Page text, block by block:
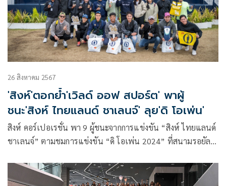
26 สิงหาคม 2567
'สิงห์'ตอกย้ำ'เวิลด์ ออฟ สปอร์ต' พาผู้
ชนะ'สิงห์ ไทยแลนด์ ชาเลนจ์' ลุย'ดิ โอเพ่น'
สิงห์ คอร์เปอเรชั่น พา 9 ผู้ชนะจากการแข่งขัน “สิงห์ ไทยแลนด์
ชาเลนจ์” ตามชมการแข่งขัน “ดิ โอเพ่น 2024” ที่สนามรอยัล
ดิ โอเพ่น ปีนี้